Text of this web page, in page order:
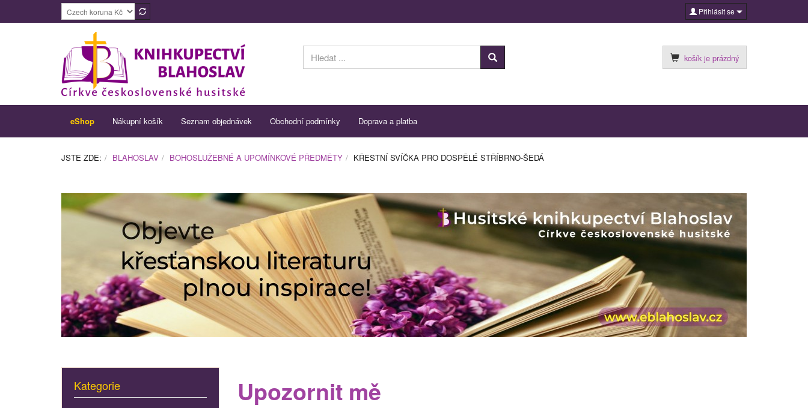
Přihlásit se
košík je prázdný
eShop Nákupní košík Seznam objednávek Obchodní podmínky Doprava a platba
JSTE ZDE: BLAHOSLAV BOHOSLUŽEBNÉ A UPOMÍNKOVÉ PŘEDMĚTY KŘESTNÍ SVÍČKA PRO DOSPĚLÉ STŘÍBRNO-ŠEDÁ
Upozornit mě
Kategorie